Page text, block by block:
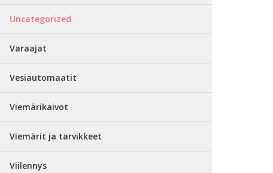
Uncategorized
Varaajat
Vesiautomaatit
Viemärikaivot
Viemärit ja tarvikkeet
Viilennys